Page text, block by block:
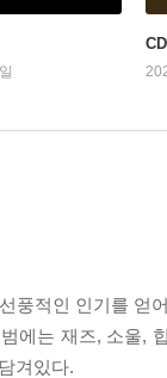
풍적인 인기를 얻
에는 재즈, 소울,
겨있다.